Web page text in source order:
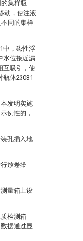
集样瓶
动，使注液
同的集样
中，磁性浮
水位接近漏
互吸引，使
瓶体23031
发明实施
例性的，
孔插入地
放卷操
量箱上设
检测箱
据通过显